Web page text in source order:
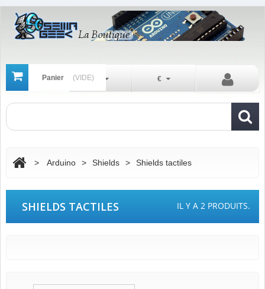
Panier (VIDE) €
Fr
> Arduino > Shields > Shields tactiles
SHIELDS TACTILES IL Y A 2 PRODUITS.